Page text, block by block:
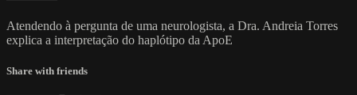
Atendendo à pergunta de uma neurologista, a Dra. Andreia Torres
explica a interpretação do haplótipo da ApoE
Share with friends